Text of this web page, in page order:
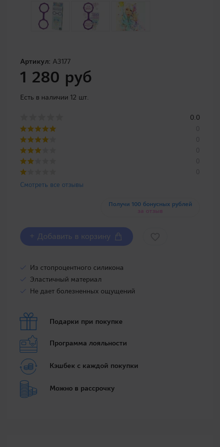
Артикул: A3177
1 280 руб
Есть в наличии 12 шт.
0.0
0
0
0
0
0
Смотреть все отзывы
Получи 100 бонусных рублей
за отзыв
+ Добавить в корзину
Из стопроцентного силикона
Эластичный материал
Не дает болезненных ощущений
Подарки при покупке
Программа лояльности
Кэшбек с каждой покупки
Можно в рассрочку